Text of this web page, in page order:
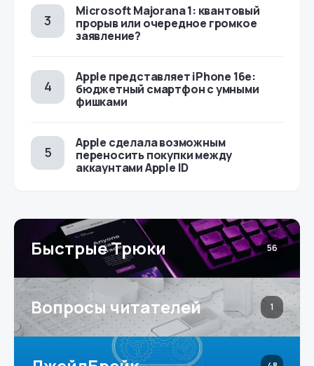
Microsoft Majorana 1: квантовый
прорыв или очередное громкое
заявление?
Apple представляет iPhone 16e:
бюджетный смартфон с умными
фишками
Apple сделала возможным
переносить покупки между
аккаунтами Apple ID
Быстрые Трюки 56
Вопросы читателей 1